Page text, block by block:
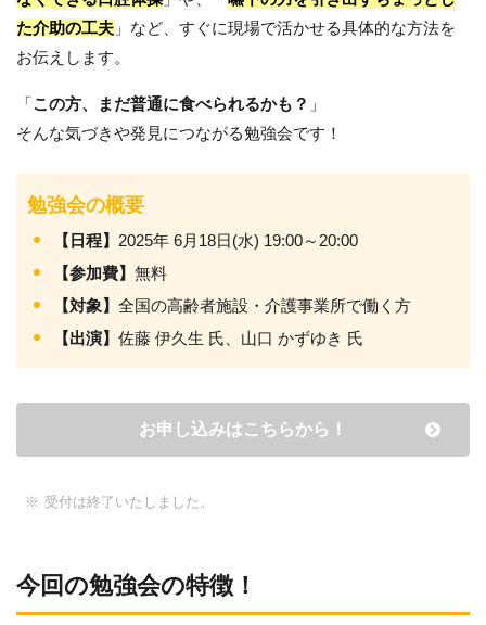
た介助の工夫 」など、すぐに現場で活かせる具体的な方法を
お伝えします。
「この方、まだ普通に食べられるかも？ 」
そんな気づきや発見につながる勉強会です！
勉強会の概要
【日程】 2025年 6月18日(水) 19:00～20:00
【参加費】 無料
【対象】 全国の高齢者施設・介護事業所で働く方
【出演】 佐藤 伊久生 氏、山口 かずゆき 氏
お申し込みはこちらから！
受付は終了いたしました。
今回の勉強会の特徴！